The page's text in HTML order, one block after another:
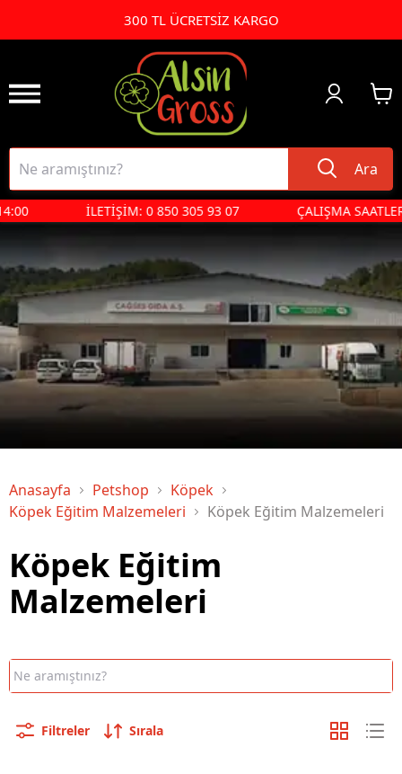
300 TL ÜCRETSİZ KARGO
Ara
İLETİŞİM: 0 850 305 93 07 ÇALIŞMA
Anasayfa Petshop
Köpek
Köpek Eğitim Malzemeleri
Köpek Eğitim Malzemeleri
Köpek Eğitim
Malzemeleri
Filtreler Sırala